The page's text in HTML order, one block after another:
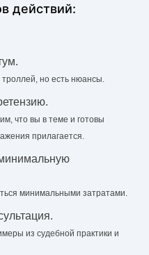
действий:
троллей, но есть нюансы.
что вы в теме и готовы
прилагается.
минимальными затратами.
из судебной практики и